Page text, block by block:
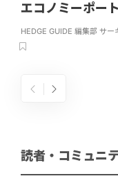
エコノミーポー
HEDGE GUIDE 編集部 サ
読者・コミュニ